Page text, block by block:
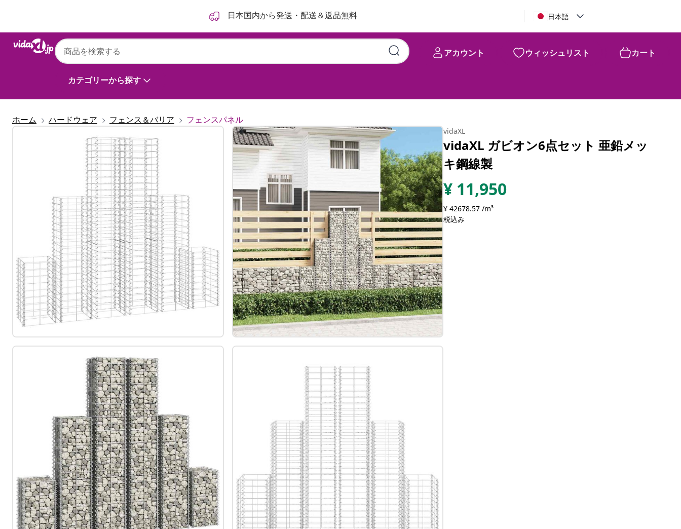
日本国内から発送・配送＆返品無料 日本語
カテゴリーから探す
アカウント ウィッシュリスト カート
ホーム ハードウェア フェンス＆バリア フェンスパネル
vidaXL
vidaXL ガビオン6点セット 亜鉛メッ
キ鋼線製
¥ 11,950
¥ 42678.57 /m³
税込み